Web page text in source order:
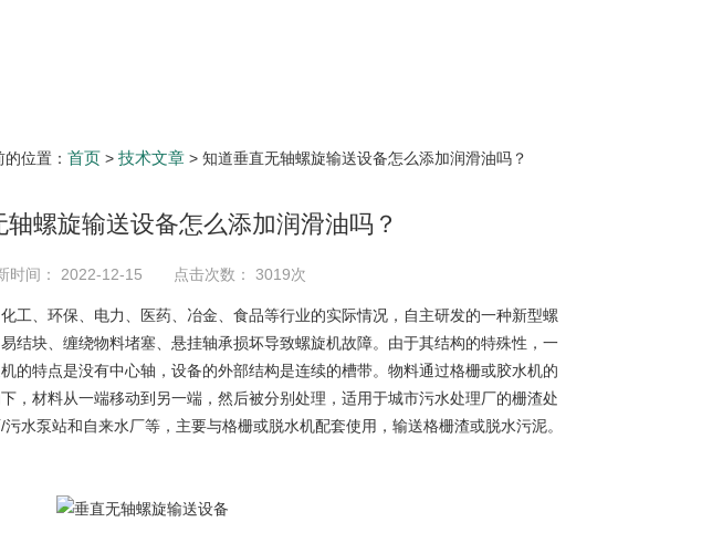
位置： 首页 > 技术文章 > 知道垂直无轴螺旋输送设备怎么添加润滑油吗？
轴螺旋输送设备怎么添加润滑油吗？
时间： 2022-12-15 点击次数： 3019次
工、环保、电力、医药、冶金、食品等行业的实际情况，自主研发的一种新型螺
结块、缠绕物料堵塞、悬挂轴承损坏导致螺旋机故障。由于其结构的特殊性，一
的特点是没有中心轴，设备的外部结构是连续的槽带。物料通过格栅或胶水机的
，材料从一端移动到另一端，然后被分别处理，适用于城市污水处理厂的栅渣处
水泵站和自来水厂等，主要与格栅或脱水机配套使用，输送格栅渣或脱水污泥。